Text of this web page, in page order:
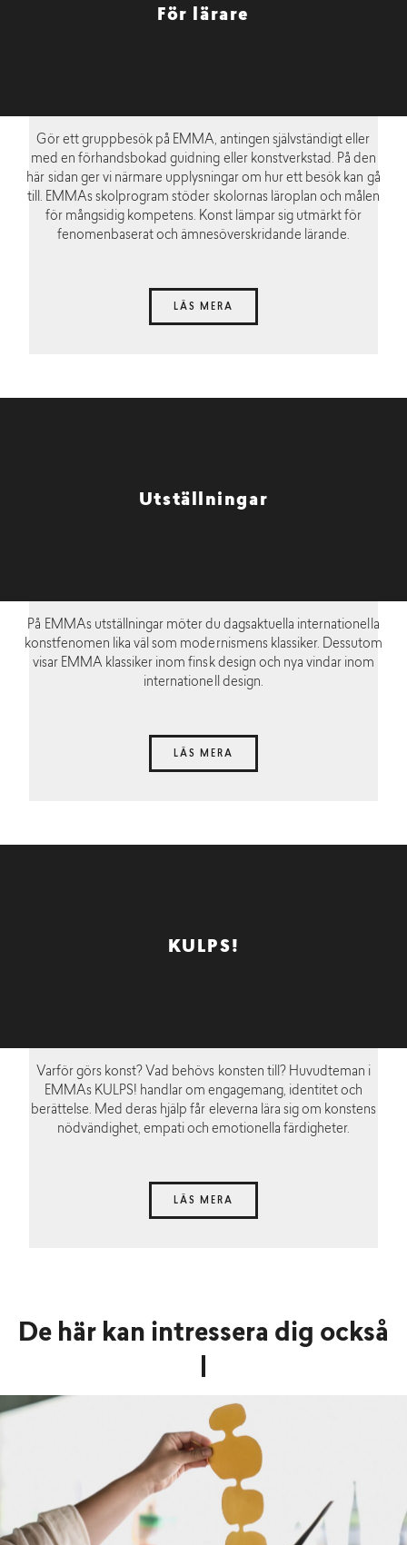
För lärare
Gör ett gruppbesök på EMMA, antingen självständigt eller
med en förhandsbokad guidning eller konstverkstad. På den
här sidan ger vi närmare upplysningar om hur ett besök kan gå
till. EMMAs skolprogram stöder skolornas läroplan och målen
för mångsidig kompetens. Konst lämpar sig utmärkt för
fenomenbaserat och ämnesöverskridande lärande.
LÄS MERA
Utställningar
På EMMAs utställningar möter du dagsaktuella internationella
konstfenomen lika väl som modernismens klassiker. Dessutom
visar EMMA klassiker inom finsk design och nya vindar inom
internationell design.
LÄS MERA
KULPS!
Varför görs konst? Vad behövs konsten till? Huvudteman i
EMMAs KULPS! handlar om engagemang, identitet och
berättelse. Med deras hjälp får eleverna lära sig om konstens
nödvändighet, empati och emotionella färdigheter.
LÄS MERA
De här kan intressera dig också